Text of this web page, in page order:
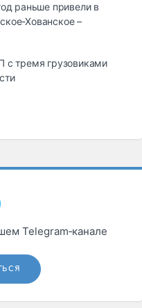
раньше привели в
Хованское –
с тремя грузовиками
Telegram‑канале